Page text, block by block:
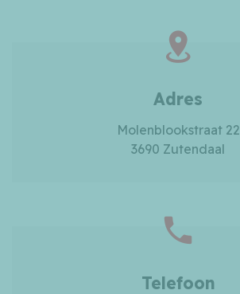
Adres
Molenblookstraat 22
3690 Zutendaal
Telefoon